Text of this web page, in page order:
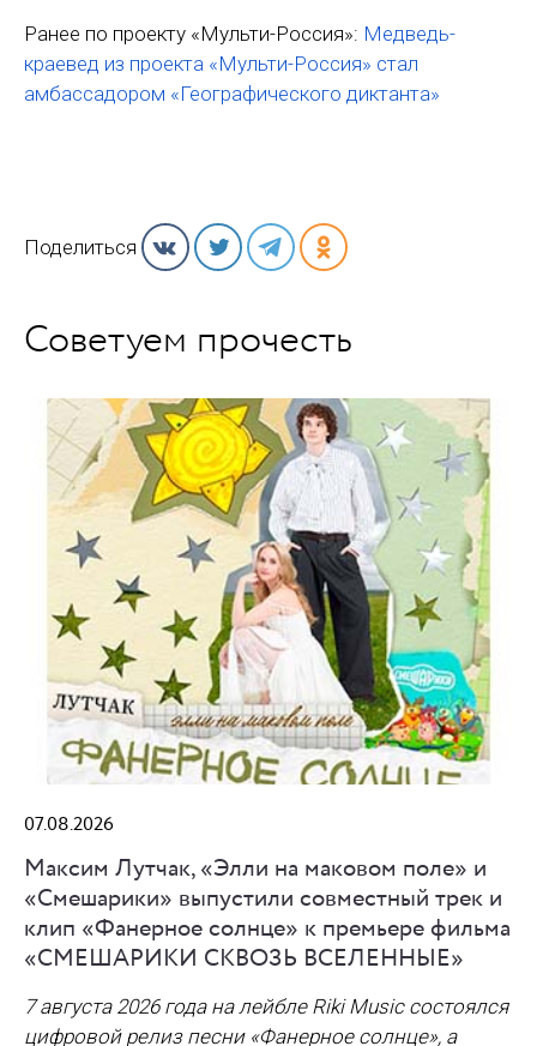
Ранее по проекту «Мульти-Россия»: Медведь-
краевед из проекта «Мульти-Россия» стал
амбассадором «Географического диктанта»
Поделиться
Советуем прочесть
07.08.2026
Максим Лутчак, «Элли на маковом поле» и
«Смешарики» выпустили совместный трек и
клип «Фанерное солнце» к премьере фильма
«СМЕШАРИКИ СКВОЗЬ ВСЕЛЕННЫЕ»
7 августа 2026 года на лейбле Riki Music состоялся
цифровой релиз песни «Фанерное солнце», а